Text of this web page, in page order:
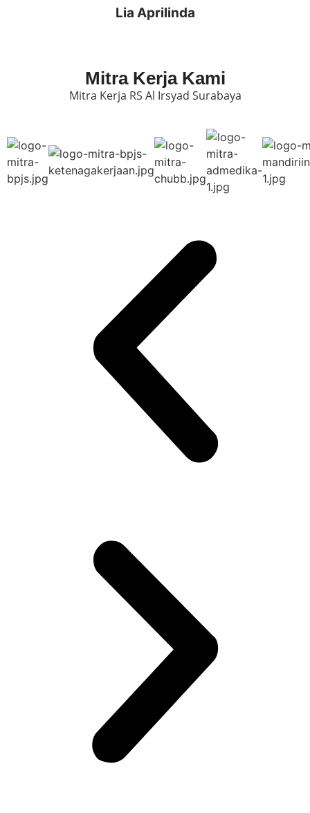
Lia Aprilinda
Mitra Kerja Kami
Mitra Kerja RS Al Irsyad Surabaya